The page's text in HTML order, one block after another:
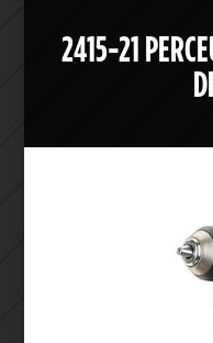
2415-21